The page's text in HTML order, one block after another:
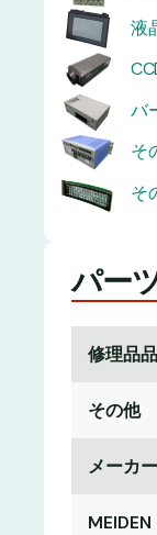
液
バ
そ
そ
パー
修理品
その他
メーカ
MEIDEN